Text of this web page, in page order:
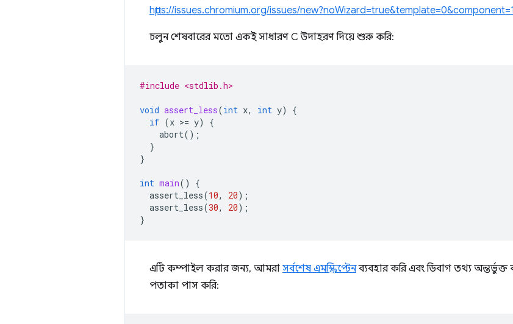
https://issues.chromium.org/issues/
চলুন শেষবারের মতো একই সাধারণ C উদাহরণ দিয়ে শুরু করি:
#include <stdlib.h>
void assert_less(int x, int y)
{
if (x >= y)
{
abort();
}
}
int main()
{
assert_less(10, 20);
assert_less(30, 20);
}
এটি কম্পাইল করার জন্য, আমরা সর্বশেষ এমস্ক্রিপ্টেনব্যবহার করি এবং ডিবাগ তথ্য
পতাকা পাস করি: